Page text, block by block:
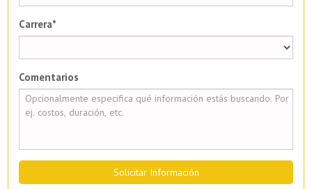
Carrera*
Comentarios
Solicitar Información